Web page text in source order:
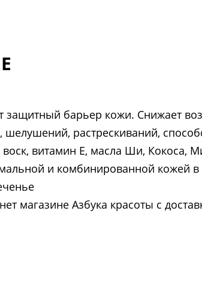
барьер кожи. Снижает
растрескиваний,
витамин Е, масла Ши, Кокоса,
и комбинированной кожей
магазине Азбука красоты с